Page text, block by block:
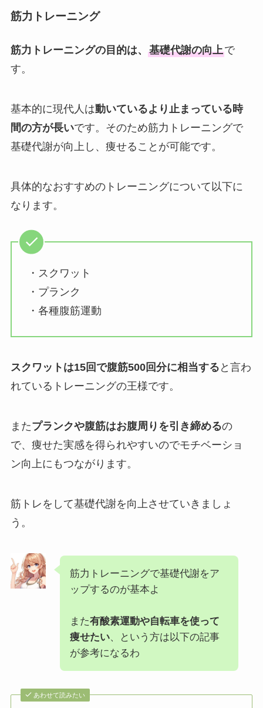
筋力トレーニング
筋力トレーニングの目的は、 基礎代謝の向上で
す。
基本的に現代人は動いているより止まっている時
間の方が長いです。そのため筋力トレーニングで
基礎代謝が向上し、痩せることが可能です。
具体的なおすすめのトレーニングについて以下に
なります。
・スクワット
・プランク
・各種腹筋運動
スクワットは15回で腹筋500回分に相当する と言わ
れているトレーニングの王様です。
またプランクや腹筋はお腹周りを引き締めるの
で、痩せた実感を得られやすいのでモチベーショ
ン向上にもつながります。
筋トレをして基礎代謝を向上させていきましょ
う。
筋力トレーニングで基礎代謝をア
ップするのが基本よ
また有酸素運動や自転車を使って
痩せたい、という方は以下の記事
が参考になるわ
あわせて読みたい